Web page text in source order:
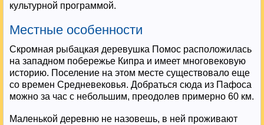
культурной программой.
Местные особенности
Скромная рыбацкая деревушка Помос расположилась
на западном побережье Кипра и имеет многовековую
историю. Поселение на этом месте существовало еще
со времен Средневековья. Добраться сюда из Пафоса
можно за час с небольшим, преодолев примерно 60 км.
Маленькой деревню не назовешь, в ней проживают